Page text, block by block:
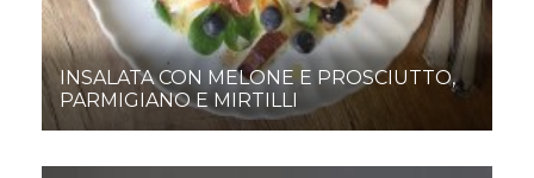
INSALATA CON MELONE E PROSCIUTTO,
PARMIGIANO E MIRTILLI